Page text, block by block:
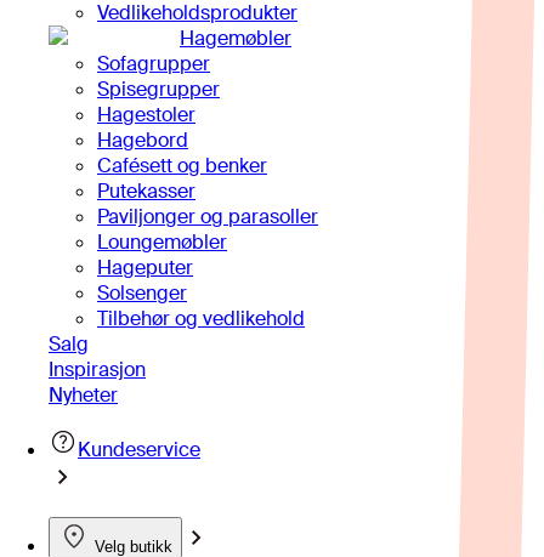
Vedlikeholdsprodukter
Hagemøbler
Sofagrupper
Spisegrupper
Hagestoler
Hagebord
Cafésett og benker
Putekasser
Paviljonger og parasoller
Loungemøbler
Hageputer
Solsenger
Tilbehør og vedlikehold
Salg
Inspirasjon
Nyheter
Kundeservice
Velg butikk